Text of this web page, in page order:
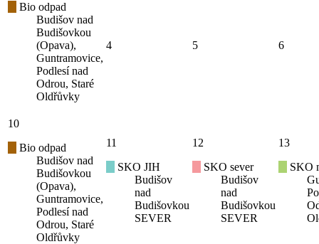
Bio odpad
Budišov nad
Budišovkou
(Opava),
Guntramovice,
Podlesí nad
Odrou, Staré
Oldřůvky
4 5 6
10
Bio odpad
Budišov nad
Budišovkou
(Opava),
Guntramovice,
Podlesí nad
Odrou, Staré
Oldřůvky
11
SKO JIH
Budišov
nad
Budišovkou
SEVER
12
SKO sever
Budišov
nad
Budišovkou
SEVER
13
SKO